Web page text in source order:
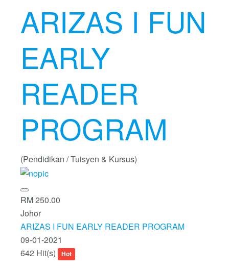
ARIZAS I FUN
EARLY
READER
PROGRAM
(Pendidikan / Tuisyen & Kursus)
RM 250.00
Johor
ARIZAS I FUN EARLY READER PROGRAM
09-01-2021
642 Hit(s)
Hot